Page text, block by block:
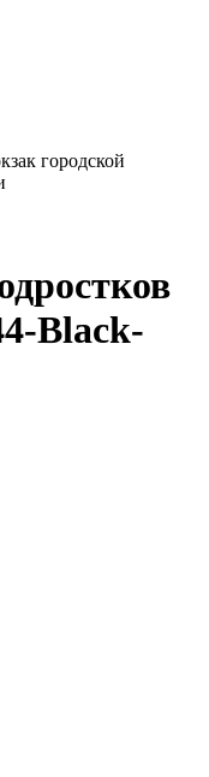
городской
Black-